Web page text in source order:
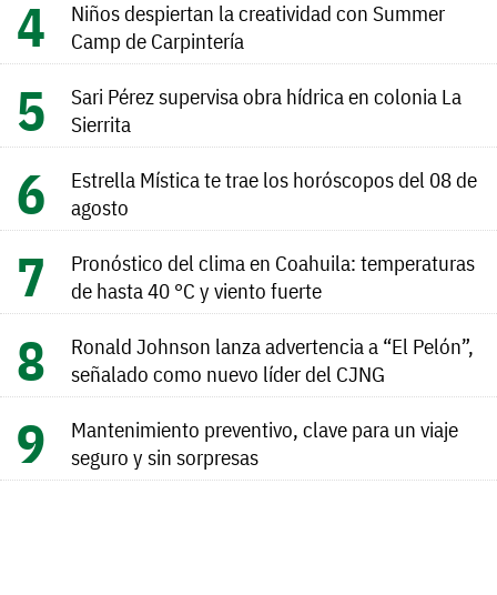
Niños despiertan la creatividad con Summer
Camp de Carpintería
Sari Pérez supervisa obra hídrica en colonia La
Sierrita
Estrella Mística te trae los horóscopos del 08 de
agosto
Pronóstico del clima en Coahuila: temperaturas
de hasta 40 °C y viento fuerte
Ronald Johnson lanza advertencia a “El Pelón”,
señalado como nuevo líder del CJNG
Mantenimiento preventivo, clave para un viaje
seguro y sin sorpresas